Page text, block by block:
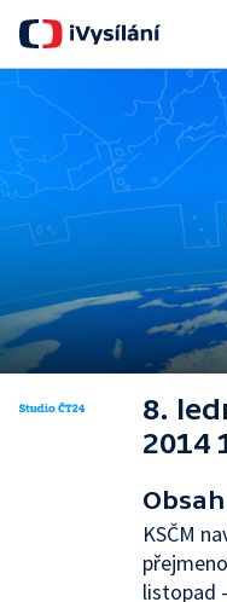
8.
2014
KSČM
listopad